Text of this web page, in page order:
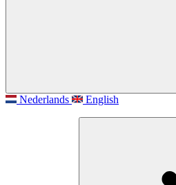
Nederlands English